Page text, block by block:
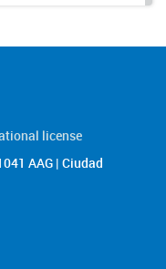
license
AAG | Ciudad